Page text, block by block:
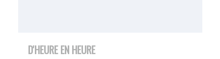
D'HEURE EN HEURE